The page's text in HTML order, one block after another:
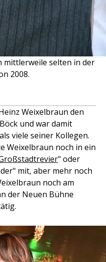
mittlerweile selten in der
2008.
Weixelbraun den
und war damit
viele seiner Kollegen.
Weixelbraun noch in ein
" oder
mit, aber mehr noch
noch am
der Neuen Bühne